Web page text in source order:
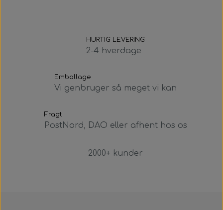
HURTIG LEVERING
2-4 hverdage
Emballage
Vi genbruger så meget vi kan
Fragt
PostNord, DAO eller afhent hos os
2000+ kunder